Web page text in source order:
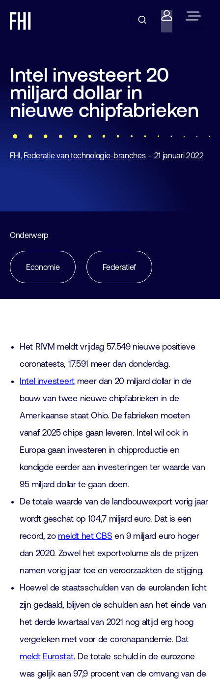
Intel investeert 20
miljard dollar in
nieuwe chipfabrieken
FHI, Federatie van technologie-branches– 21 januari 2022
Onderwerp
Economie Federatief
Het RIVM meldt vrijdag 57.549 nieuwe positieve
coronatests, 17.591 meer dan donderdag.
Intel investeertmeer dan 20 miljard dollar in de
bouw van twee nieuwe chipfabrieken in de
Amerikaanse staat Ohio. De fabrieken moeten
vanaf 2025 chips gaan leveren. Intel wil ook in
Europa gaan investeren in chipproductie en
kondigde eerder aan investeringen ter waarde van
95 miljard dollar te gaan doen.
De totale waarde van de landbouwexport vorig jaar
wordt geschat op 104,7 miljard euro. Dat is een
record, zo meldt het CBS en 9 miljard euro hoger
dan 2020. Zowel het exportvolume als de prijzen
namen vorig jaar toe en veroorzaakten de stijging.
Hoewel de staatsschulden van de eurolanden licht
zijn gedaald, blijven de schulden aan het einde van
het derde kwartaal van 2021 nog altijd erg hoog
vergeleken met voor de coronapandemie. Dat
meldt Eurostat. De totale schuld in de eurozone
was gelijk aan 97,9 procent van de omvang van de